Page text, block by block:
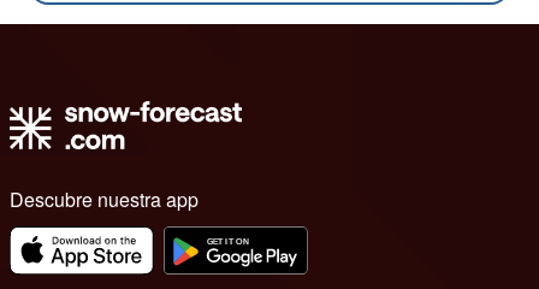
Descubre nuestra app